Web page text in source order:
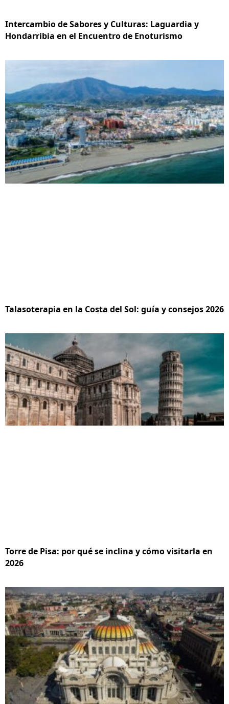
Intercambio de Sabores y Culturas: Laguardia y
Hondarribia en el Encuentro de Enoturismo
Talasoterapia en la Costa del Sol: guía y consejos 2026
Torre de Pisa: por qué se inclina y cómo visitarla en
2026